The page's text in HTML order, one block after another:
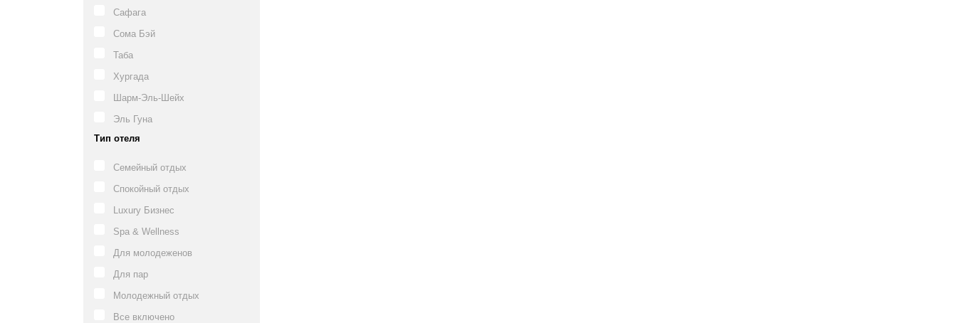
Сафага
Сома Бэй
Таба
Хургада
Шарм-Эль-Шейх
Эль Гуна
Тип отеля
Семейный отдых
Спокойный отдых
Luxury Бизнес
Spa & Wellness
Для молодеженов
Для пар
Молодежный отдых
Все включено